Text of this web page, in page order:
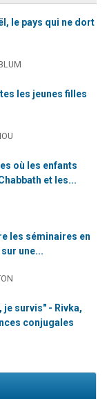
le pays qui ne dort
les jeunes filles
où les enfants
et les...
les séminaires en
une...
je survis" - Rivka,
conjugales